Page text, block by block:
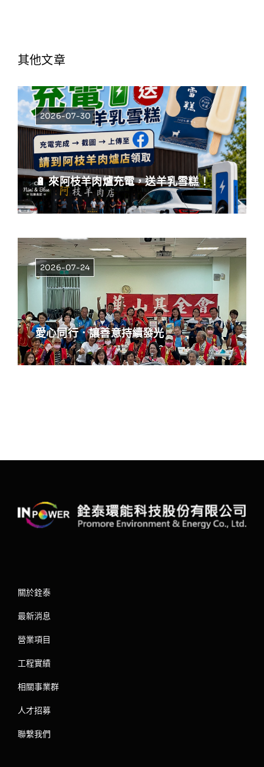
其他文章
2026-07-30
🔋 來阿枝羊肉爐充電，送羊乳雪糕！
2026-07-24
愛心同行．讓善意持續發光
關於銓泰
最新消息
營業項目
工程實績
相關事業群
人才招募
聯繫我們